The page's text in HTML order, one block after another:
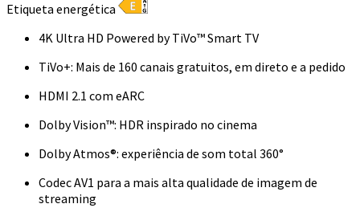
Etiqueta energética
4K Ultra HD Powered by TiVo™ Smart TV
TiVo+: Mais de 160 canais gratuitos, em direto e a pedido
HDMI 2.1 com eARC
Dolby Vision™: HDR inspirado no cinema
Dolby Atmos®: experiência de som total 360°
Codec AV1 para a mais alta qualidade de imagem de
streaming